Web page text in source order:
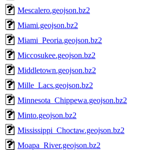
Mescalero.geojson.bz2
Miami.geojson.bz2
Miami_Peoria.geojson.bz2
Miccosukee.geojson.bz2
Middletown.geojson.bz2
Mille_Lacs.geojson.bz2
Minnesota_Chippewa.geojson.bz2
Minto.geojson.bz2
Mississippi_Choctaw.geojson.bz2
Moapa_River.geojson.bz2